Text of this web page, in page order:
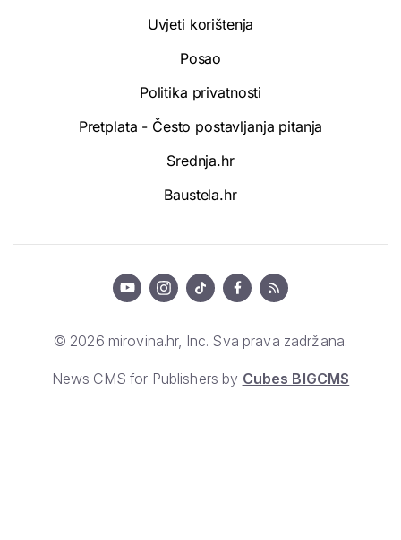
Uvjeti korištenja
Posao
Politika privatnosti
Pretplata - Često postavljanja pitanja
Srednja.hr
Baustela.hr
© 2026 mirovina.hr, Inc. Sva prava zadržana.
News CMS for Publishers by Cubes BIGCMS